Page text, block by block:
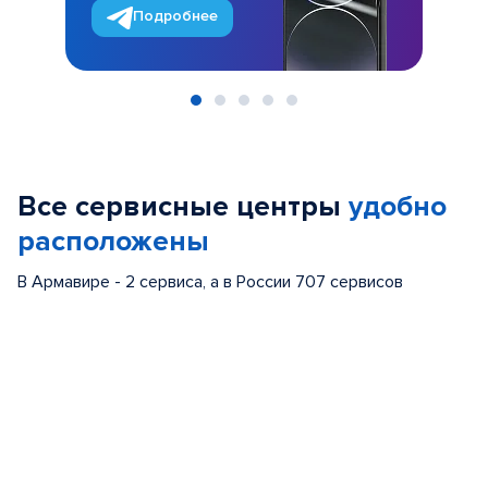
Подробнее
Все сервисные центры удобно
расположены
В Армавире - 2 сервиса, а в России 707 сервисов